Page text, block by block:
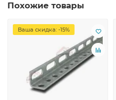
Похожие товары
Ваша скидка: -15%